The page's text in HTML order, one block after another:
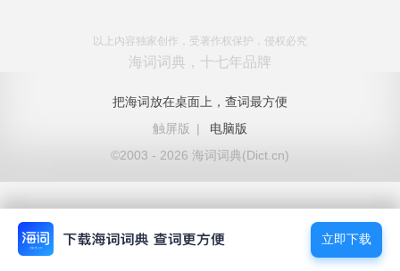
以上内容独家创作，受著作权保护，侵权必究
海词词典，十七年品牌
把海词放在桌面上，查词最方便
触屏版
|
电脑版
©2003 - 2026 海词词典(Dict.cn)
立即下载
立即下载